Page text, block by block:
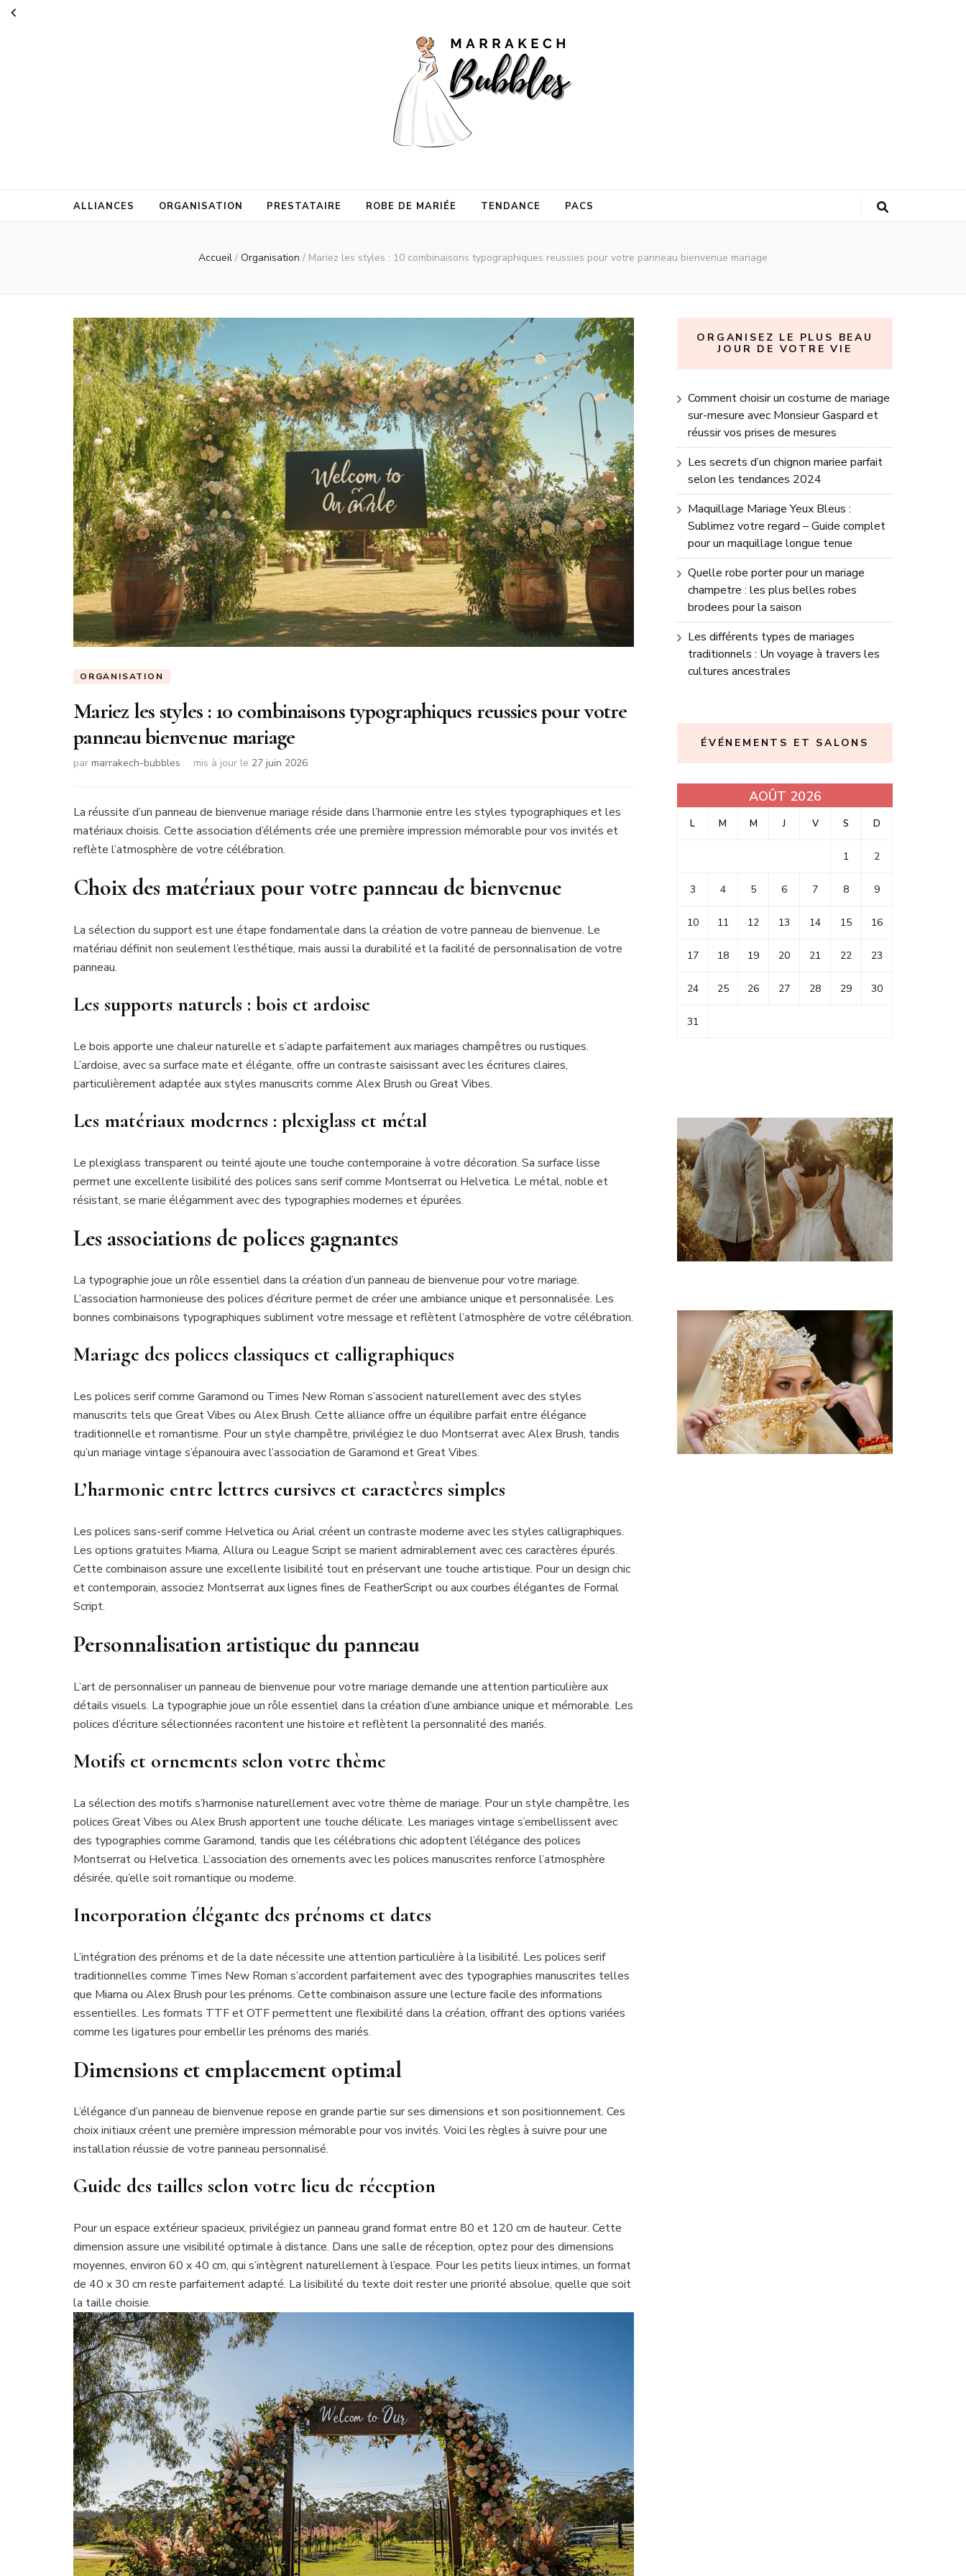
ALLIANCES ORGANISATION PRESTATAIRE ROBE DE MARIÉE TENDANCE PACS
Accueil / Organisation / Mariez les styles : 10 combinaisons typographiques reussies pour votre panneau bienvenue mariage
ORGANISATION
Mariez les styles : 10 combinaisons typographiques reussies pour votre
panneau bienvenue mariage
par marrakech-bubbles mis à jour le 27 juin 2026
La réussite d’un panneau de bienvenue mariage réside dans l’harmonie entre les styles typographiques et les
matériaux choisis. Cette association d’éléments crée une première impression mémorable pour vos invités et
reflète l’atmosphère de votre célébration.
Choix des matériaux pour votre panneau de bienvenue
La sélection du support est une étape fondamentale dans la création de votre panneau de bienvenue. Le
matériau définit non seulement l’esthétique, mais aussi la durabilité et la facilité de personnalisation de votre
panneau.
Les supports naturels : bois et ardoise
Le bois apporte une chaleur naturelle et s’adapte parfaitement aux mariages champêtres ou rustiques.
L’ardoise, avec sa surface mate et élégante, offre un contraste saisissant avec les écritures claires,
particulièrement adaptée aux styles manuscrits comme Alex Brush ou Great Vibes.
Les matériaux modernes : plexiglass et métal
Le plexiglass transparent ou teinté ajoute une touche contemporaine à votre décoration. Sa surface lisse
permet une excellente lisibilité des polices sans serif comme Montserrat ou Helvetica. Le métal, noble et
résistant, se marie élégamment avec des typographies modernes et épurées.
Les associations de polices gagnantes
La typographie joue un rôle essentiel dans la création d’un panneau de bienvenue pour votre mariage.
L’association harmonieuse des polices d’écriture permet de créer une ambiance unique et personnalisée. Les
bonnes combinaisons typographiques subliment votre message et reflètent l’atmosphère de votre célébration.
Mariage des polices classiques et calligraphiques
Les polices serif comme Garamond ou Times New Roman s’associent naturellement avec des styles
manuscrits tels que Great Vibes ou Alex Brush. Cette alliance offre un équilibre parfait entre élégance
traditionnelle et romantisme. Pour un style champêtre, privilégiez le duo Montserrat avec Alex Brush, tandis
qu’un mariage vintage s’épanouira avec l’association de Garamond et Great Vibes.
L’harmonie entre lettres cursives et caractères simples
Les polices sans-serif comme Helvetica ou Arial créent un contraste moderne avec les styles calligraphiques.
Les options gratuites Miama, Allura ou League Script se marient admirablement avec ces caractères épurés.
Cette combinaison assure une excellente lisibilité tout en préservant une touche artistique. Pour un design chic
et contemporain, associez Montserrat aux lignes fines de FeatherScript ou aux courbes élégantes de Formal
Script.
Personnalisation artistique du panneau
L’art de personnaliser un panneau de bienvenue pour votre mariage demande une attention particulière aux
détails visuels. La typographie joue un rôle essentiel dans la création d’une ambiance unique et mémorable. Les
polices d’écriture sélectionnées racontent une histoire et reflètent la personnalité des mariés.
Motifs et ornements selon votre thème
La sélection des motifs s’harmonise naturellement avec votre thème de mariage. Pour un style champêtre, les
polices Great Vibes ou Alex Brush apportent une touche délicate. Les mariages vintage s’embellissent avec
des typographies comme Garamond, tandis que les célébrations chic adoptent l’élégance des polices
Montserrat ou Helvetica. L’association des ornements avec les polices manuscrites renforce l’atmosphère
désirée, qu’elle soit romantique ou moderne.
Incorporation élégante des prénoms et dates
L’intégration des prénoms et de la date nécessite une attention particulière à la lisibilité. Les polices serif
traditionnelles comme Times New Roman s’accordent parfaitement avec des typographies manuscrites telles
que Miama ou Alex Brush pour les prénoms. Cette combinaison assure une lecture facile des informations
essentielles. Les formats TTF et OTF permettent une flexibilité dans la création, offrant des options variées
comme les ligatures pour embellir les prénoms des mariés.
Dimensions et emplacement optimal
L’élégance d’un panneau de bienvenue repose en grande partie sur ses dimensions et son positionnement. Ces
choix initiaux créent une première impression mémorable pour vos invités. Voici les règles à suivre pour une
installation réussie de votre panneau personnalisé.
Guide des tailles selon votre lieu de réception
Pour un espace extérieur spacieux, privilégiez un panneau grand format entre 80 et 120 cm de hauteur. Cette
dimension assure une visibilité optimale à distance. Dans une salle de réception, optez pour des dimensions
moyennes, environ 60 x 40 cm, qui s’intègrent naturellement à l’espace. Pour les petits lieux intimes, un format
de 40 x 30 cm reste parfaitement adapté. La lisibilité du texte doit rester une priorité absolue, quelle que soit
la taille choisie.
ORGANISEZ LE PLUS BEAU
JOUR DE VOTRE VIE
Comment choisir un costume de mariage
sur-mesure avec Monsieur Gaspard et
réussir vos prises de mesures
Les secrets d’un chignon mariee parfait
selon les tendances 2024
Maquillage Mariage Yeux Bleus :
Sublimez votre regard – Guide complet
pour un maquillage longue tenue
Quelle robe porter pour un mariage
champetre : les plus belles robes
brodees pour la saison
Les différents types de mariages
traditionnels : Un voyage à travers les
cultures ancestrales
ÉVÉNEMENTS ET SALONS
AOÛT 2026
L M M J V S D
1 2
3 4 5 6 7 8 9
10 11 12 13 14 15 16
17 18 19 20 21 22 23
24 25 26 27 28 29 30
31